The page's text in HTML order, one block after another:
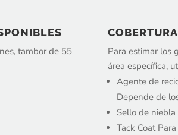
tambor de 55
COBERTURA
Para estimar los
área específica,
Agente de
Depende de
Sello de
Tack Coat